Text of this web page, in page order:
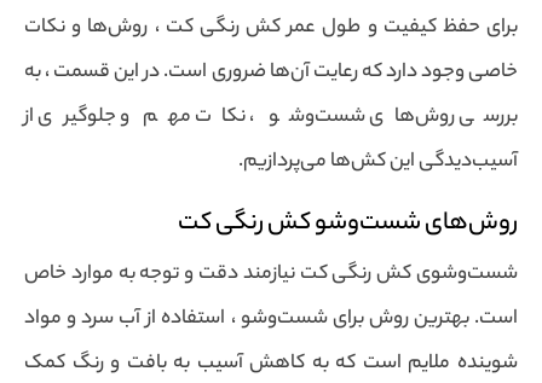
برای حفظ کیفیت و طول عمر کش رنگی کت ، روش‌ها و نکات
خاصی وجود دارد که رعایت آن‌ها ضروری است. در این قسمت ، به
بررسی روش‌های شست‌وشو ، نکات مهم و جلوگیری از
آسیب‌دیدگی این کش‌ها می‌پردازیم.
روش‌های شست‌وشو کش رنگی کت
شست‌وشوی کش رنگی کت نیازمند دقت و توجه به موارد خاص
است. بهترین روش برای شست‌وشو ، استفاده از آب سرد و مواد
شوینده ملایم است که به کاهش آسیب به بافت و رنگ کمک